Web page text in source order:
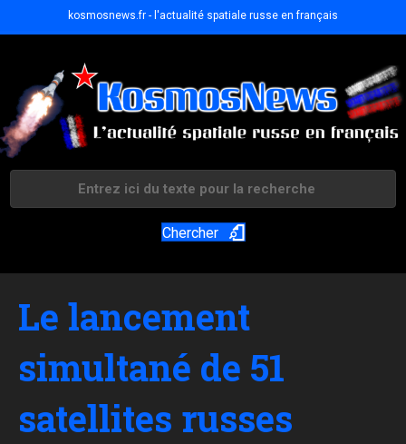
kosmosnews.fr - l'actualité spatiale russe en français
Chercher
Le lancement
simultané de 51
satellites russes